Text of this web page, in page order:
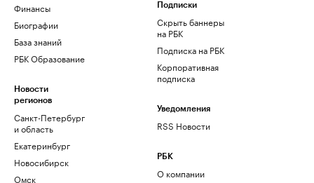
Финансы
Биографии
База знаний
РБК Образование
Новости
регионов
Санкт-Петербург
и область
Екатеринбург
Новосибирск
Омск
Подписки
Скрыть баннеры
на РБК
Подписка на РБК
Корпоративная
подписка
Уведомления
RSS Новости
РБК
О компании